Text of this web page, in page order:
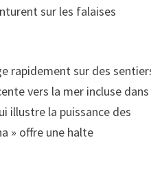
sur les falaises
rapidement sur des
vers la mer incluse dans
illustre la puissance des
» offre une halte